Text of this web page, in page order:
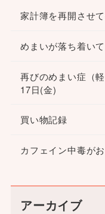
家計簿を再開させ
めまいが落ち着いて
再びのめまい症（
17日(金)
買い物記録
カフェイン中毒が
アーカイブ